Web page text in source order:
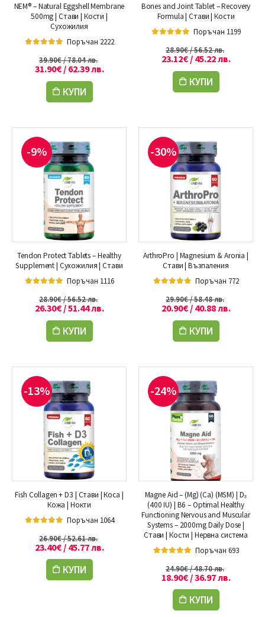
NEM® – Natural Eggshell Membrane
500mg | Стави | Кости |
Сухожилия
Поръчан 2222
39.90€/ 78.04 лв.
31.90€/ 62.39 лв.
КУПИ
Bones and Joint Tablet – Recovery
Formula | Стави | Кости
Поръчан 1199
28.90€/ 56.52 лв.
23.12€/ 45.22 лв.
КУПИ
-9%
Tendon Protect Tablets – Healthy
Supplement | Сухожилия | Стави
Поръчан 1116
28.90€/ 56.52 лв.
26.30€/ 51.44 лв.
КУПИ
-30%
ArthroPro | Magnesium & Aronia |
Стави | Възпаления
Поръчан 772
29.90€/ 58.48 лв.
20.90€/ 40.88 лв.
КУПИ
-13%
Fish Collagen + D3 | Стави | Коса |
Кожа | Нокти
Поръчан 1064
26.90€/ 52.61 лв.
23.40€/ 45.77 лв.
КУПИ
-24%
Magne Aid – (Mg) (Ca) (MSM) | D₃
(400 IU) | B6 – Optimal Healthy
Functioning Nervous and Muscular
Systems – 2000mg Daily Dose |
Стави | Кости | Нервна система
Поръчан 693
24.90€/ 48.70 лв.
18.90€/ 36.97 лв.
КУПИ